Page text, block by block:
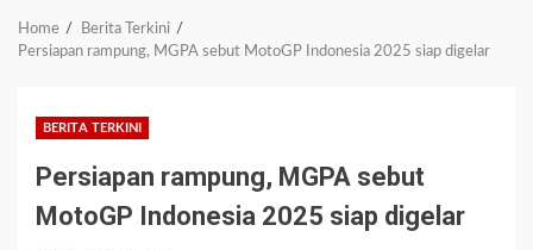
Home
Berita Terkini
Persiapan rampung, MGPA sebut MotoGP Indonesia 2025 siap digelar
BERITA TERKINI
Persiapan rampung, MGPA sebut
MotoGP Indonesia 2025 siap digelar